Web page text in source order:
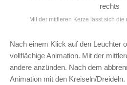
Mit der mittleren Kerze lässt sich
Nach einem Klick auf den Leuchter
vollflächige Animation. Mit der
andere anzünden. Nach dem
Animation mit den Kreiseln/Dreideln.